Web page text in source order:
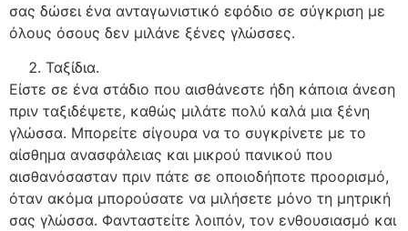
σας δώσει ένα ανταγωνιστικό εφόδιο σε σύγκριση με
όλους όσους δεν μιλάνε ξένες γλώσσες.
Ταξίδια.
Είστε σε ένα στάδιο που αισθάνεστε ήδη κάποια άνεση
πριν ταξιδέψετε, καθώς μιλάτε πολύ καλά μια ξένη
γλώσσα. Μπορείτε σίγουρα να το συγκρίνετε με το
αίσθημα ανασφάλειας και μικρού πανικού που
αισθανόσασταν πριν πάτε σε οποιοδήποτε προορισμό,
όταν ακόμα μπορούσατε να μιλήσετε μόνο τη μητρική
σας γλώσσα. Φανταστείτε λοιπόν, τον ενθουσιασμό και